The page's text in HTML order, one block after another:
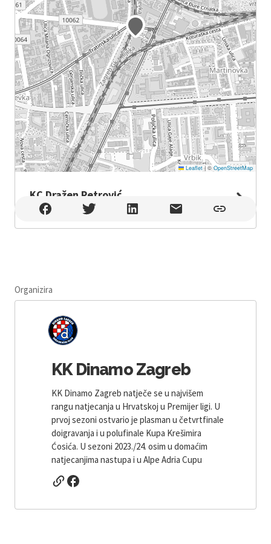
Leaflet |©OpenStreetMap
KC Dražen Petrović
KC Dražen Petrović , Zagreb
Organizira
KK Dinamo Zagreb
KK Dinamo Zagreb natječe se u najvišem
rangu natjecanja u Hrvatskoj u Premijer ligi. U
prvoj sezoni ostvario je plasman u četvrtfinale
doigravanja i u polufinale Kupa Krešimira
Ćosića. U sezoni 2023./24. osim u domaćim
natjecanjima nastupa i u Alpe Adria Cupu